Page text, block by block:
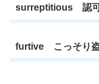
surreptitious 認可
furtive こっそり